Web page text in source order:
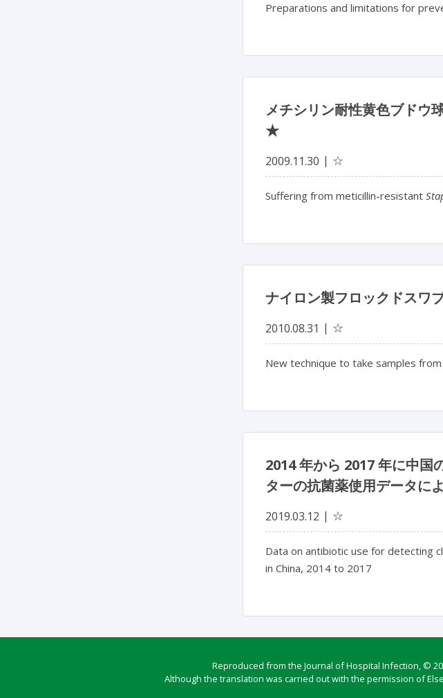
Preparations and limitations for
メチシリン耐性黄色ブドウ
★
2009.11.30 ☆
Suffering from meticillin-resistant
ナイロン製フロックドスワ
2010.08.31 ☆
New technique to take samples
2014 年から 2017 年に中国
ターの抗菌薬使用データに
2019.03.12 ☆
Data on antibiotic use for detecting
in China, 2014 to 2017
Reproduced from the Journal of Hospital Infection, ©
Although the translation was carried out with the permission of